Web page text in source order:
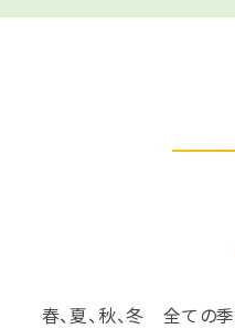
春、夏、秋、冬 全ての